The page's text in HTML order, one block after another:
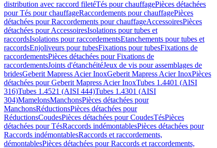
distribution avec raccord filetéTés pour chauffagePièces détachées
pour Tés pour chauffageRaccordements pour chauffagePièces
détachées pour Raccordements pour chauffageAccessoiresPièces
détachées pour AccessoiresIsolations pour tubes et
raccordsIsolations pour raccordementsEtanchements pour tubes et
raccordsEnjoliveurs pour tubesFixations pour tubesFixations de
raccordementsPièces détachées pour Fixations de
raccordementsJoints d'étanchéitéJeux de vis pour assemblages de
bridesGeberit Mapress Acier InoxGeberit Mapress Acier InoxPièces
détachées pour Geberit Mapress Acier InoxTubes 1.4401 (AISI
316)Tubes 1.4521 (AISI 444)Tubes 1.4301 (AISI
304)MamelonsManchonsPièces détachées pour
ManchonsRéductionsPièces détachées pour
RéductionsCoudesPièces détachées pour CoudesTésPièces
détachées pour TésRaccords indémontablesPièces détachées pour
Raccords indémontablesRaccords et raccordements,
démontablesPièces détachées pour Raccords et raccordements,